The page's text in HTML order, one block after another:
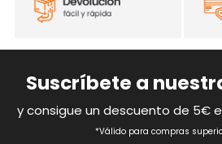
Suscríbete a
y consigue un descuento de 5€
*Válido para compras